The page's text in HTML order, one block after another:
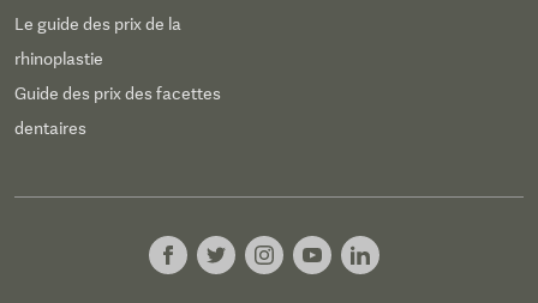
Le guide des prix de la
rhinoplastie
Guide des prix des facettes
dentaires